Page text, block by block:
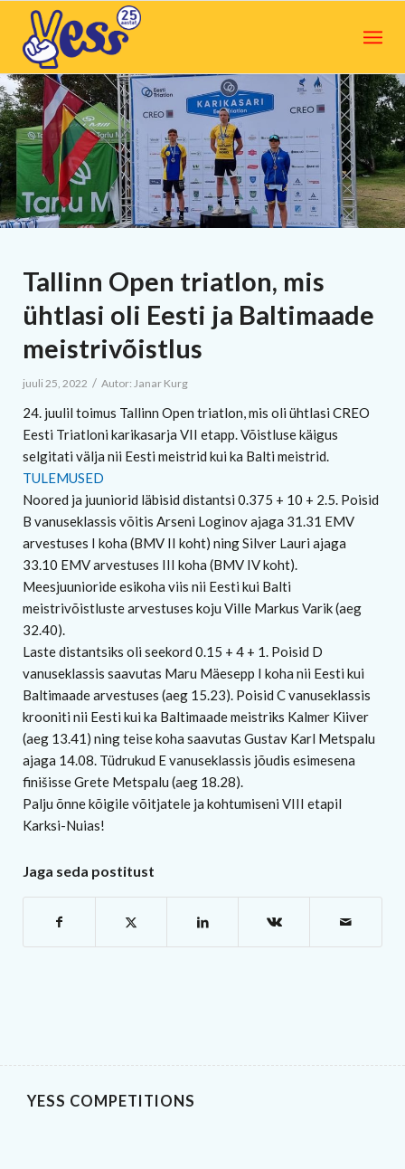
Tallinn Open triatlon, mis
ühtlasi oli Eesti ja Baltimaade
meistrivõistlus
juuli 25, 2022 / Autor: Janar Kurg
24. juulil toimus Tallinn Open triatlon, mis oli ühtlasi CREO
Eesti Triatloni karikasarja VII etapp. Võistluse käigus
selgitati välja nii Eesti meistrid kui ka Balti meistrid.
TULEMUSED
Noored ja juuniorid läbisid distantsi 0.375 + 10 + 2.5. Poisid
B vanuseklassis võitis Arseni Loginov ajaga 31.31 EMV
arvestuses I koha (BMV II koht) ning Silver Lauri ajaga
33.10 EMV arvestuses III koha (BMV IV koht).
Meesjuunioride esikoha viis nii Eesti kui Balti
meistrivõistluste arvestuses koju Ville Markus Varik (aeg
32.40).
Laste distantsiks oli seekord 0.15 + 4 + 1. Poisid D
vanuseklassis saavutas Maru Mäesepp I koha nii Eesti kui
Baltimaade arvestuses (aeg 15.23). Poisid C vanuseklassis
krooniti nii Eesti kui ka Baltimaade meistriks Kalmer Kiiver
(aeg 13.41) ning teise koha saavutas Gustav Karl Metspalu
ajaga 14.08. Tüdrukud E vanuseklassis jõudis esimesena
finišisse Grete Metspalu (aeg 18.28).
Palju õnne kõigile võitjatele ja kohtumiseni VIII etapil
Karksi-Nuias!
Jaga seda postitust
YESS COMPETITIONS